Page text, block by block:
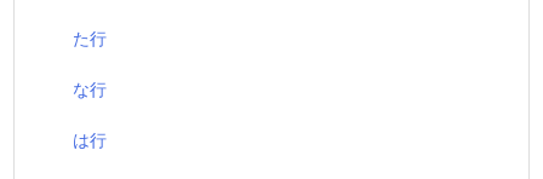
た行
な行
は行